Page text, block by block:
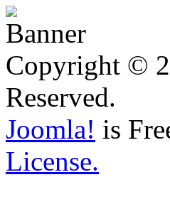
Copyright ©
Reserved.
Joomla! is
License.